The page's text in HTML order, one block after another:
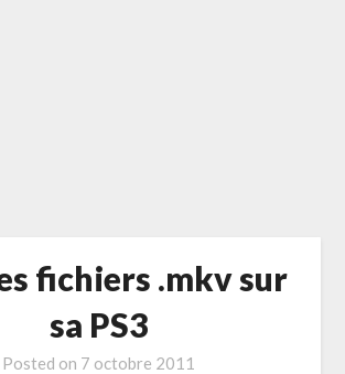
fichiers .mkv sur
sa PS3
Posted on 7 octobre 2011